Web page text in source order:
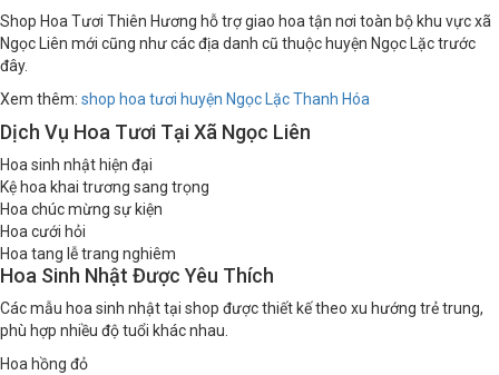
Shop Hoa Tươi Thiên Hương hỗ trợ giao hoa tận nơi toàn bộ khu vực xã
Ngọc Liên mới cũng như các địa danh cũ thuộc huyện Ngọc Lặc trước
đây.
Xem thêm: shop hoa tươi huyện Ngọc Lặc Thanh Hóa
Dịch Vụ Hoa Tươi Tại Xã Ngọc Liên
Hoa sinh nhật hiện đại
Kệ hoa khai trương sang trọng
Hoa chúc mừng sự kiện
Hoa cưới hỏi
Hoa tang lễ trang nghiêm
Hoa Sinh Nhật Được Yêu Thích
Các mẫu hoa sinh nhật tại shop được thiết kế theo xu hướng trẻ trung,
phù hợp nhiều độ tuổi khác nhau.
Hoa hồng đỏ